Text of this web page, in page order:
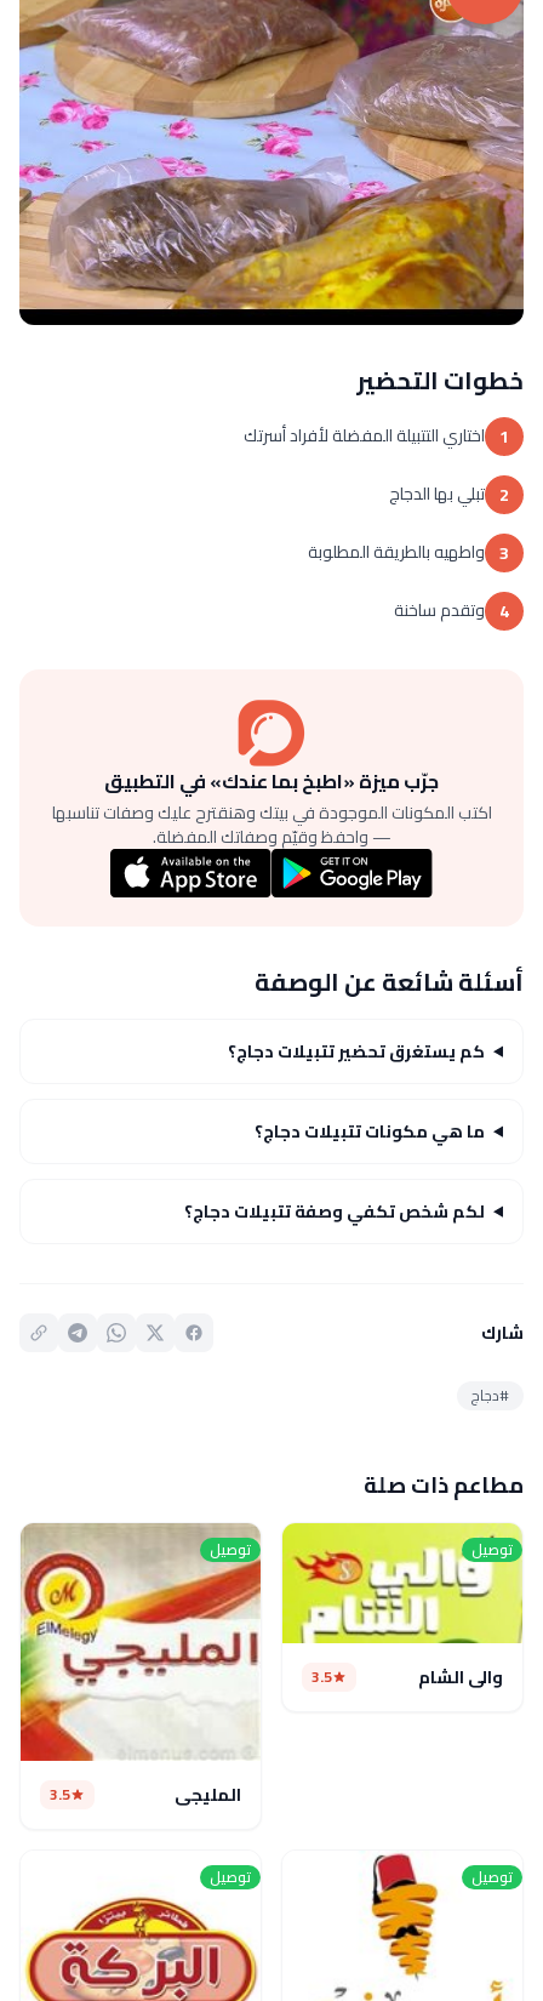
خطوات التحضير
1 اختاري التتبيلة المفضلة لأفراد أسرتك
2 تبلي بها الدجاج
3 واطهيه بالطريقة المطلوبة
4 وتقدم ساخنة
جرّب ميزة «اطبخ بما عندك» في التطبيق
اكتب المكونات الموجودة في بيتك وهنقترح عليك وصفات تناسبها
— واحفظ وقيّم وصفاتك المفضلة.
أسئلة شائعة عن الوصفة
كم يستغرق تحضير تتبيلات دجاج؟
ما هي مكونات تتبيلات دجاج؟
لكم شخص تكفي وصفة تتبيلات دجاج؟
شارك
#دجاج
مطاعم ذات صلة
توصيل
والي الشام 3.5
توصيل
المليجى 3.5
توصيل توصيل